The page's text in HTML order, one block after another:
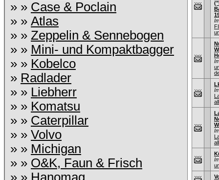
» » Case & Poclain
» » Atlas
» » Zeppelin & Sennebogen
» » Mini- und Kompaktbagger
» » Kobelco
» Radlader
» » Liebherr
» » Komatsu
» » Caterpillar
» » Volvo
» » Michigan
» » O&K, Faun & Frisch
» » Hanomag